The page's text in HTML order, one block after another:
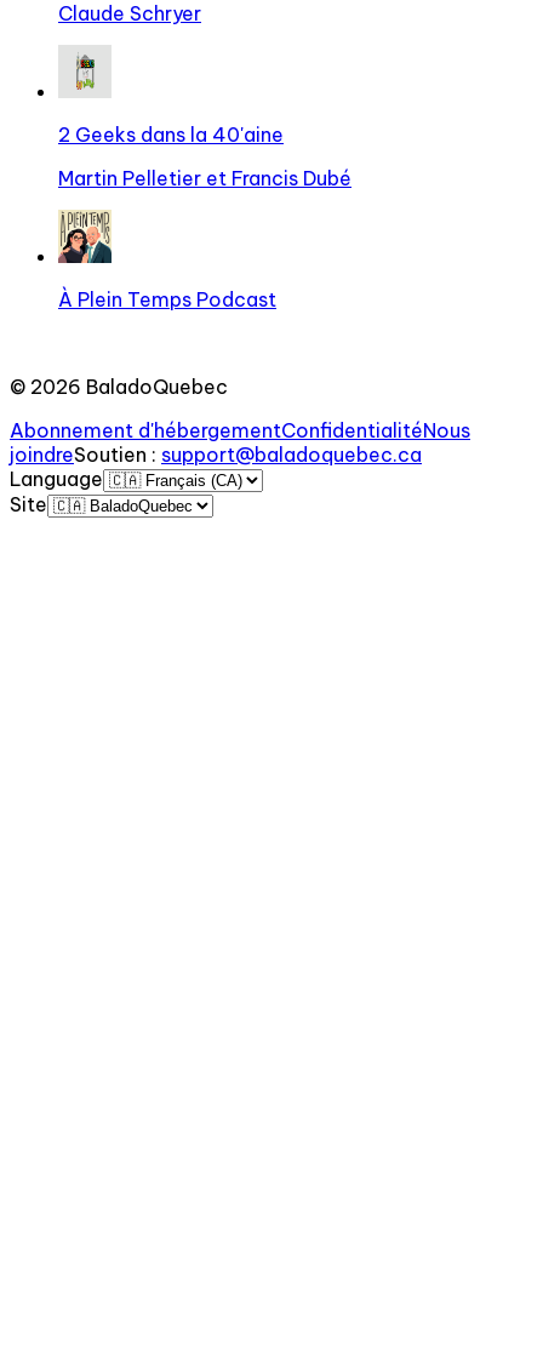
Claude Schryer
2 Geeks dans la 40'aine
Martin Pelletier et Francis Dubé
À Plein Temps Podcast
© 2026 BaladoQuebec
Abonnement d'hébergementConfidentialitéNous
joindreSoutien : support@baladoquebec.ca
Language
Site